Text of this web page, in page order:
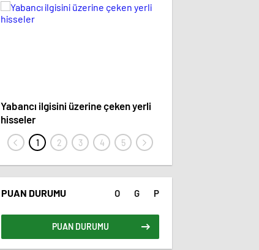
Yabancı ilgisini üzerine çeken yerli
hisseler
PUAN DURUMU O G P
PUAN DURUMU